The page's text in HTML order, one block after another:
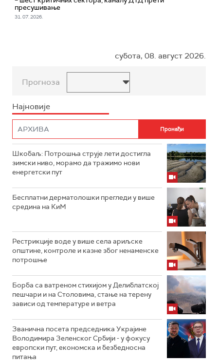
пресушивање
31. 07. 2026.
субота, 08. август 2026.
Прогноза
Најновије
Шкобаљ: Потрошња струје лети достигла
зимски ниво, морамо да тражимо нови
енергетски пут
Бесплатни дерматолошки прегледи у више
средина на КиМ
Рестрикције воде у више села ариљске
општине, контроле и казне због ненаменске
потрошње
Борба са ватреном стихијом у Делиблатској
пешчари и на Столовима, стање на терену
зависи од температуре и ветра
Званична посета председника Украјине
Володимира Зеленског Србији - у фокусу
европски пут, економска и безбедносна
питања